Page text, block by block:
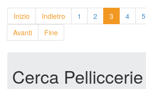
Inizio Indietro 1 2 3 4 5
Avanti
Fine
Cerca Pelliccerie